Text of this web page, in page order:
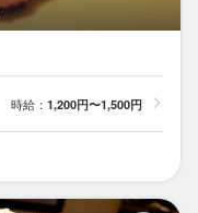
時給： 1,200円〜1,500円